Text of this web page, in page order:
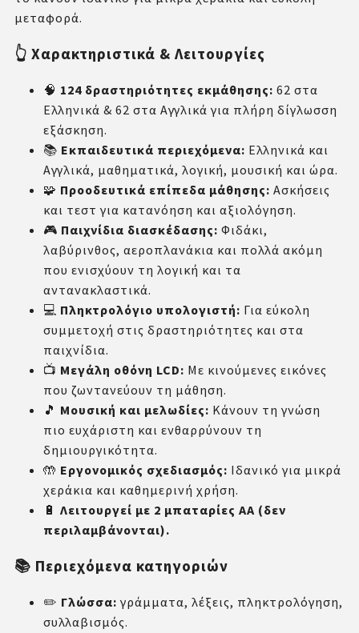
μεταφορά.
👆 Χαρακτηριστικά & Λειτουργίες
🧠 124 δραστηριότητες εκμάθησης: 62 στα
Ελληνικά & 62 στα Αγγλικά για πλήρη δίγλωσση
εξάσκηση.
📚 Εκπαιδευτικά περιεχόμενα: Ελληνικά και
Αγγλικά, μαθηματικά, λογική, μουσική και ώρα.
🧩 Προοδευτικά επίπεδα μάθησης: Ασκήσεις
και τεστ για κατανόηση και αξιολόγηση.
🎮 Παιχνίδια διασκέδασης: Φιδάκι,
λαβύρινθος, αεροπλανάκια και πολλά ακόμη
που ενισχύουν τη λογική και τα
αντανακλαστικά.
💻 Πληκτρολόγιο υπολογιστή: Για εύκολη
συμμετοχή στις δραστηριότητες και στα
παιχνίδια.
📺 Μεγάλη οθόνη LCD: Με κινούμενες εικόνες
που ζωντανεύουν τη μάθηση.
🎵 Μουσική και μελωδίες: Κάνουν τη γνώση
πιο ευχάριστη και ενθαρρύνουν τη
δημιουργικότητα.
🤲 Εργονομικός σχεδιασμός: Ιδανικό για μικρά
χεράκια και καθημερινή χρήση.
🔋 Λειτουργεί με 2 μπαταρίες ΑΑ (δεν
περιλαμβάνονται).
📚 Περιεχόμενα κατηγοριών
✏️ Γλώσσα: γράμματα, λέξεις, πληκτρολόγηση,
συλλαβισμός.